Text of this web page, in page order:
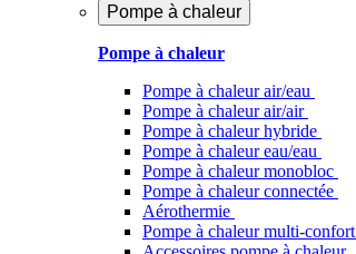
Pompe à chaleur
Pompe à chaleur
Pompe à chaleur air/eau
Pompe à chaleur air/air
Pompe à chaleur hybride
Pompe à chaleur​ eau/eau
Pompe à chaleur monobloc
Pompe à chaleur connectée
Aérothermie
Pompe à chaleur multi-confort